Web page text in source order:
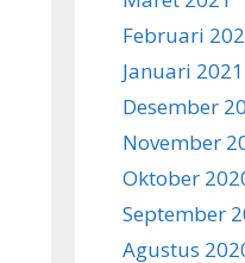
Februari
Januari 2021
Desember
November
Oktober
September
Agustus